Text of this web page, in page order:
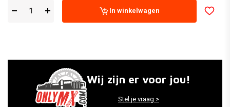
In winkelwagen
Wij zijn er voor jou!
Stel je vraag >